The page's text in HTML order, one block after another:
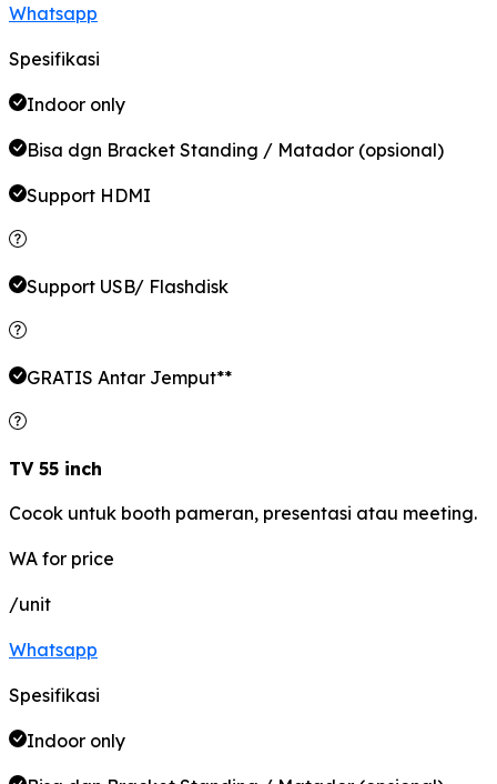
Whatsapp
Spesifikasi
Indoor only
Bisa dgn Bracket Standing / Matador (opsional)
Support HDMI
Support USB/ Flashdisk
GRATIS Antar Jemput**
TV 55 inch
Cocok untuk booth pameran, presentasi atau meeting.
WA for price
/unit
Whatsapp
Spesifikasi
Indoor only